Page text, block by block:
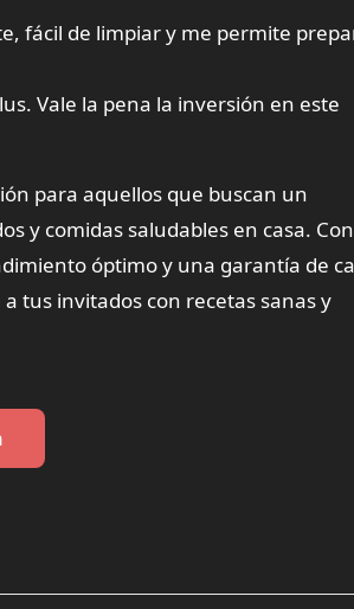
fácil de limpiar y me permite
Vale la pena la inversión en este
para aquellos que buscan un
y comidas saludables en casa.
óptimo y una garantía de
tus invitados con recetas sanas y